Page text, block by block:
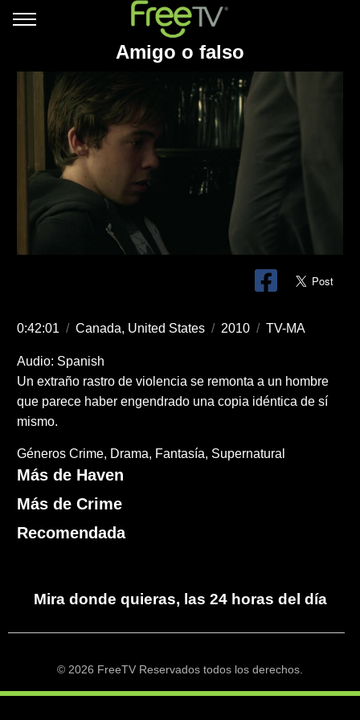
Amigo o falso
0:42:01 / Canada, United States / 2010 / TV-MA
Audio: Spanish
Un extraño rastro de violencia se remonta a un hombre
que parece haber engendrado una copia idéntica de sí
mismo.
Géneros Crime Drama Fantasía Supernatural
Más de Haven
Más de Crime
Recomendada
Mira donde quieras, las 24 horas del día
© 2026 FreeTV Reservados todos los derechos.